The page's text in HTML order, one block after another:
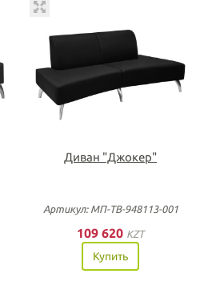
Диван "Джокер"
Артикул: МП-ТВ-948113-001
109 620 KZT
Купить